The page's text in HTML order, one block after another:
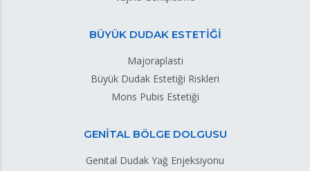
BÜYÜK DUDAK ESTETİĞİ
Majoraplasti
Büyük Dudak Estetiği Riskleri
Mons Pubis Estetiği
GENİTAL BÖLGE DOLGUSU
Genital Dudak Yağ Enjeksiyonu